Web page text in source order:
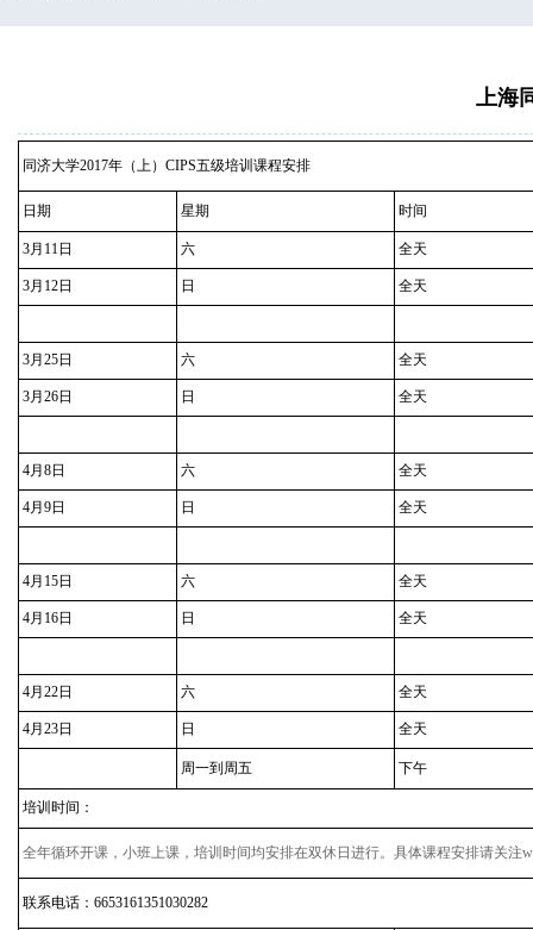
上海
同济大学2017年（上）CIPS五级培训课程安排
日期 星期 时间
3月11日 六 全天
3月12日 日 全天
3月25日 六 全天
3月26日 日 全天
4月8日 六 全天
4月9日 日 全天
4月15日 六 全天
4月16日 日 全天
4月22日 六 全天
4月23日 日 全天
周一到周五 下午
培训时间：
全年循环开课，小班上课，培训时间均安排在双休日进行。具体课程安排请关注
联系电话：6653161351030282